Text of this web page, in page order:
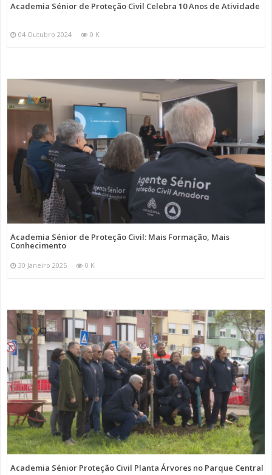
Academia Sénior de Proteção Civil Celebra 10 Anos de Atividade
04 Outubro 2024 0 K
Academia Sénior de Proteção Civil: Mais Formação, Mais
Conhecimento
30 Janeiro 2025 0 K
Academia Sénior Proteção Civil Planta Árvores no Parque Central